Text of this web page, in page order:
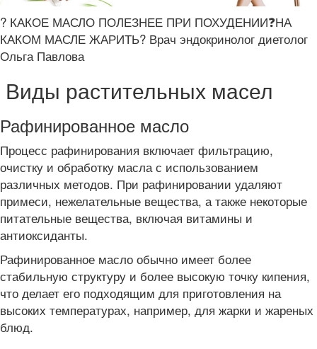
? КАКОЕ МАСЛО ПОЛЕЗНЕЕ ПРИ ПОХУДЕНИИ❓НА
КАКОМ МАСЛЕ ЖАРИТЬ? Врач эндокринолог диетолог
Ольга Павлова
Виды растительных масел
Рафинированное масло
Процесс рафинирования включает фильтрацию,
очистку и обработку масла с использованием
различных методов. При рафинировании удаляют
примеси, нежелательные вещества, а также некоторые
питательные вещества, включая витамины и
антиоксиданты.
Рафинированное масло обычно имеет более
стабильную структуру и более высокую точку кипения,
что делает его подходящим для приготовления на
высоких температурах, например, для жарки и жареных
блюд.